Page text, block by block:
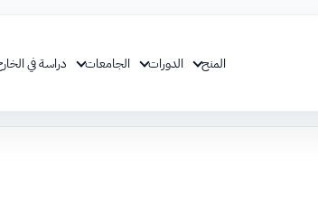
المنح الدورات الجامعات دراسة في